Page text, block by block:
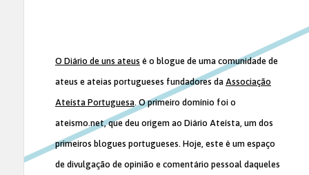
O Diário de uns ateus é o blogue de uma comunidade de
ateus e ateias portugueses fundadores da Associação
Ateísta Portuguesa. O primeiro domínio foi o
ateismo.net, que deu origem ao Diário Ateísta, um dos
primeiros blogues portugueses. Hoje, este é um espaço
de divulgação de opinião e comentário pessoal daqueles